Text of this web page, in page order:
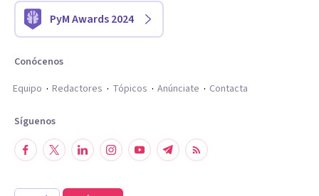
PyM Awards 2024
Conócenos
Equipo
Redactores Tópicos Anúnciate Contacta
Síguenos